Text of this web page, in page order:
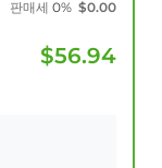
판매세 0% $0.00
$56.94